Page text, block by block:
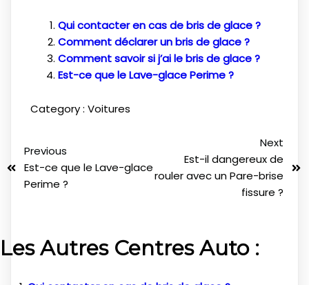
Qui contacter en cas de bris de glace ?
Comment déclarer un bris de glace ?
Comment savoir si j’ai le bris de glace ?
Est-ce que le Lave-glace Perime ?
Category : Voitures
Previous
Est-ce que le Lave-glace
Perime ?
Next
Est-il dangereux de
rouler avec un Pare-brise
fissure ?
Les Autres Centres Auto :